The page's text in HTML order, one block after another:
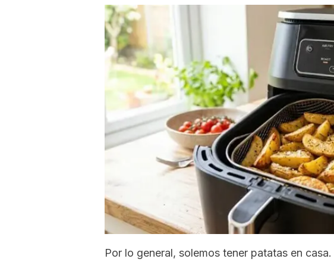
Por lo general, solemos tener patatas en casa.